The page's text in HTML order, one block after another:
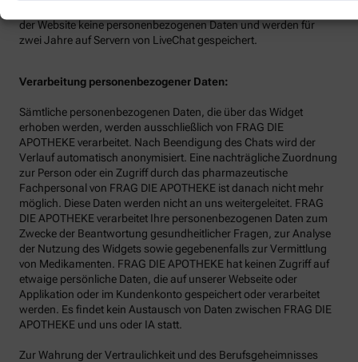
der Website keine personenbezogenen Daten und werden für
zwei Jahre auf Servern von LiveChat gespeichert.
Verarbeitung personenbezogener Daten:
Sämtliche personenbezogenen Daten, die über das Widget
erhoben werden, werden ausschließlich von FRAG DIE
APOTHEKE verarbeitet. Nach Beendigung des Chats wird der
Verlauf automatisch anonymisiert. Eine nachträgliche Zuordnung
zur Person oder ein Zugriff durch das pharmazeutische
Fachpersonal von FRAG DIE APOTHEKE ist danach nicht mehr
möglich. Diese Daten werden nicht an uns weitergeleitet. FRAG
DIE APOTHEKE verarbeitet Ihre personenbezogenen Daten zum
Zwecke der Beantwortung gesundheitlicher Fragen, zur Analyse
der Nutzung des Widgets sowie gegebenenfalls zur Vermittlung
von Medikamenten. FRAG DIE APOTHEKE hat keinen Zugriff auf
etwaige persönliche Daten, die auf unserer Webseite oder
Applikation oder im Kundenkonto gespeichert oder verarbeitet
werden. Es findet kein Austausch von Daten zwischen FRAG DIE
APOTHEKE und uns oder IA statt.
Zur Wahrung der Vertraulichkeit und des Berufsgeheimnisses